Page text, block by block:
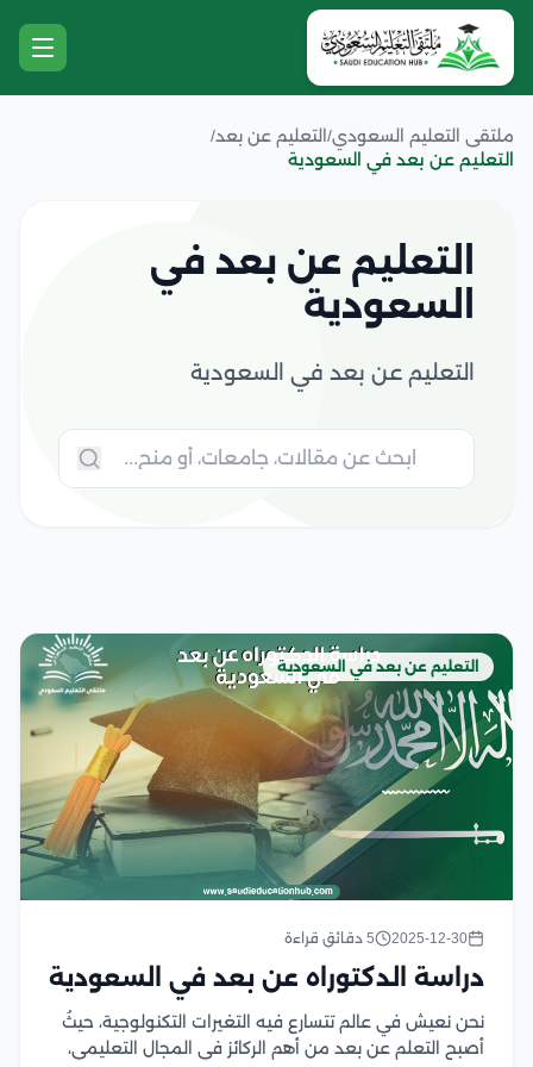
ملتقى التعليم السعودي/ التعليم عن بعد/
التعليم عن بعد في السعودية
التعليم عن بعد في
السعودية
التعليم عن بعد في السعودية
التعليم عن بعد في السعودية
2025-12-30 5 دقائق قراءة
دراسة الدكتوراه عن بعد في السعودية
نحن نعيش في عالم تتسارع فيه التغيرات التكنولوجية، حيثُ
أصبح التعلم عن بعد من أهم الركائز في المجال التعليمي،